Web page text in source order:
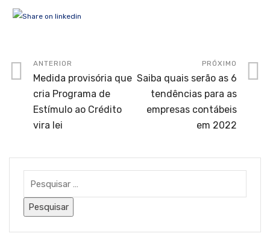
ANTERIOR
Medida provisória que
cria Programa de
Estímulo ao Crédito
vira lei
PRÓXIMO
Saiba quais serão as 6
tendências para as
empresas contábeis
em 2022